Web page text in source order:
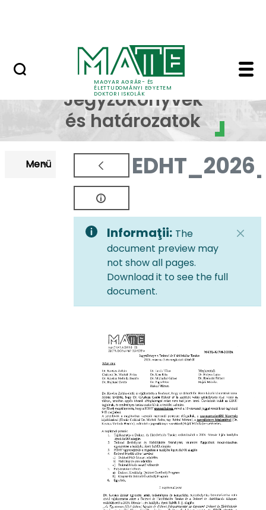
MAGYAR AGRÁR- ÉS
ÉLETTUDOMÁNYI EGYETEM
DOKTORI ISKOLÁK
EDHT
EDHT
Jegyzőkönyvek
és határozatok
Menü
Informaţii: The
document preview may
not show all pages.
Download it to see the full
document.